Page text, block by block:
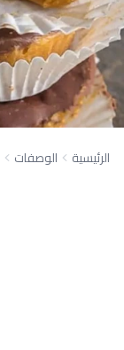
الرئيسية الوصفات